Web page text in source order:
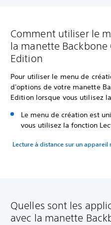
Comment utiliser le
la manette Backbone
Edition
Pour utiliser le menu de
d'options de votre manette
Edition lorsque vous utilisez
Le menu de création est
vous utilisez la fonction
Lecture à distance sur un appareil
Quelles sont les
avec la manette